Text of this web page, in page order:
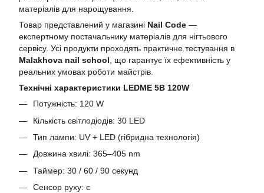
матеріалів для нарощування.
Товар представлений у магазині Nail Code —
експертному постачальнику матеріалів для нігтьового
сервісу. Усі продукти проходять практичне тестування в
Malakhova nail school , що гарантує їх ефективність у
реальних умовах роботи майстрів.
Технічні характеристики LEDME 5B 120W
Потужність: 120 W
Кількість світлодіодів: 30 LED
Тип лампи: UV + LED (гібридна технологія)
Довжина хвилі: 365–405 nm
Таймер: 30 / 60 / 90 секунд
Сенсор руху: є